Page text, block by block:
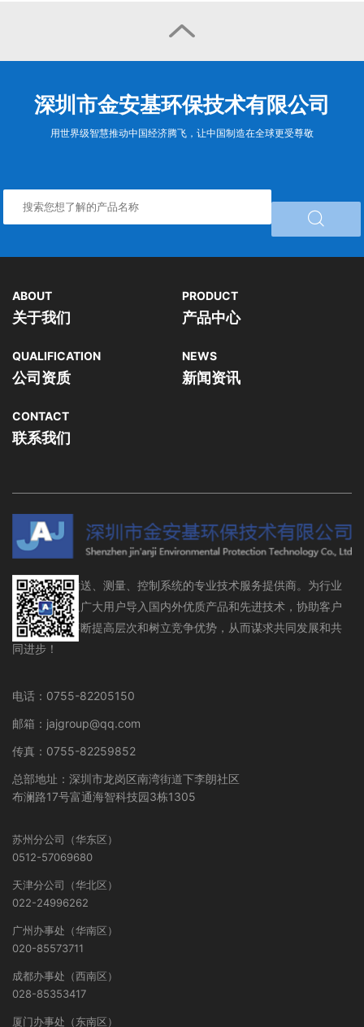

深圳市金安基环保技术有限公司
用世界级智慧推动中国经济腾飞，让中国制造在全球更受尊敬

ABOUT
关于我们
PRODUCT
产品中心
QUALIFICATION
公司资质
NEWS
新闻资讯
CONTACT
联系我们
流体存储、输送、测量、控制系统的专业技术服务提供商。为行业
设备制造商及广大用户导入国内外优质产品和先进技术，协助客户
在行业领域不断提高层次和树立竞争优势，从而谋求共同发展和共
同进步！
电话：0755-82205150
邮箱：jajgroup@qq.com
传真：0755-82259852
总部地址：深圳市龙岗区南湾街道下李朗社区
布澜路17号富通海智科技园3栋1305
苏州分公司（华东区）
0512-57069680
天津分公司（华北区）
022-24996262
广州办事处（华南区）
020-85573711
成都办事处（西南区）
028-85353417
厦门办事处（东南区）